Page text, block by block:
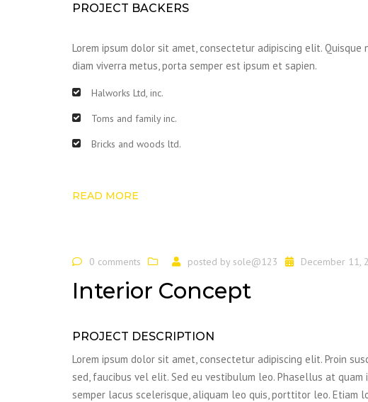
PROJECT BACKERS
Lorem ipsum dolor sit amet, consectetur adipiscing elit.
diam viverra metus, porta semper est ipsum et sapien.
Halworks Ltd, inc.
Toms and family inc.
Bricks and woods ltd.
READ MORE
0 comments posted by sole@123 December 11,
Interior Concept
PROJECT DESCRIPTION
Lorem ipsum dolor sit amet, consectetur adipiscing elit. Proin
sed, faucibus vel elit. Sed eu vestibulum leo. Phasellus at
semper lacus scelerisque, aliquam leo quis, porttitor leo.